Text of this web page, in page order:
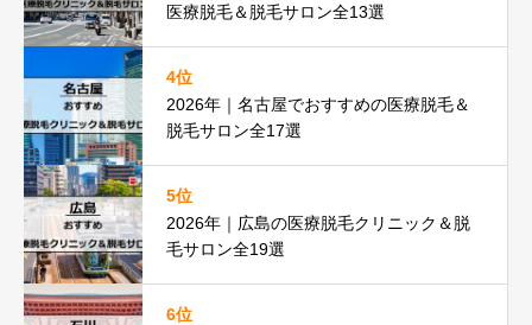
医療脱毛＆脱毛サロン全13選
4位
2026年｜名古屋でおすすめの医療脱毛＆
脱毛サロン全17選
5位
2026年｜広島の医療脱毛クリニック＆脱
毛サロン全19選
6位